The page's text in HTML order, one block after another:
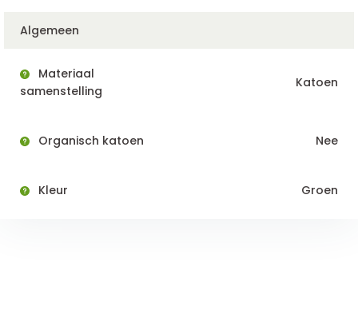
Algemeen
Materiaal
samenstelling
Katoen
Organisch katoen Nee
Kleur Groen